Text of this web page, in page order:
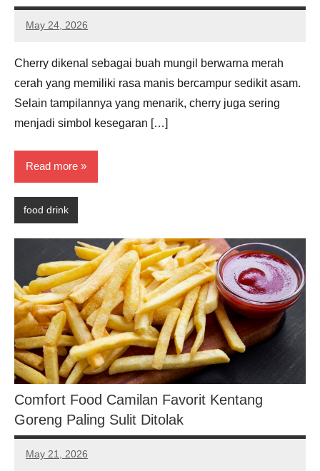
May 24, 2026
Noah
Cherry dikenal sebagai buah mungil berwarna merah
cerah yang memiliki rasa manis bercampur sedikit asam.
Selain tampilannya yang menarik, cherry juga sering
menjadi simbol kesegaran […]
Read more
food drink
Comfort Food Camilan Favorit Kentang
Goreng Paling Sulit Ditolak
May 21, 2026
Noah